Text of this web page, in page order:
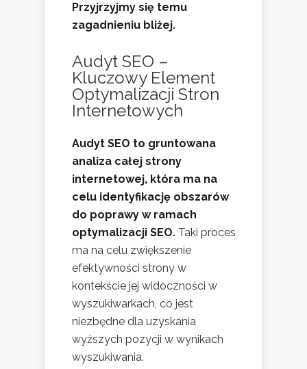
Przyjrzyjmy się temu
zagadnieniu bliżej.
Audyt SEO –
Kluczowy Element
Optymalizacji Stron
Internetowych
Audyt SEO to gruntowana
analiza całej strony
internetowej, która ma na
celu identyfikację obszarów
do poprawy w ramach
optymalizacji SEO. Taki proces
ma na celu zwiększenie
efektywności strony w
kontekście jej widoczności w
wyszukiwarkach, co jest
niezbędne dla uzyskania
wyższych pozycji w wynikach
wyszukiwania.